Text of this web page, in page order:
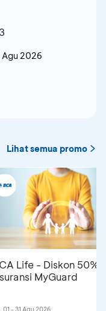
2026
Lihat semua promo
Life - Diskon 50%
MyGuard